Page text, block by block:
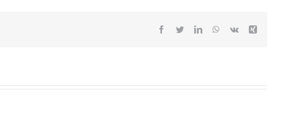
Facebook
TwitterLinkedInWhatsApp
Vk Xing